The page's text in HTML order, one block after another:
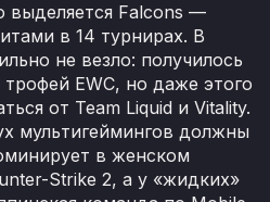
Falcons —
в 14 турнирах. В
не везло: получилось
EWC, но даже этого
от Team Liquid и Vitality.
мультигеймингов должны
в женском
Strike 2, а у «жидких»